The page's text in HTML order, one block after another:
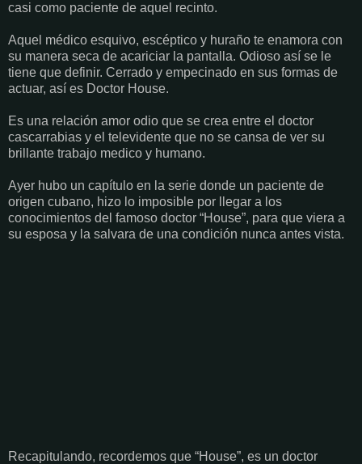
casi como paciente de aquel recinto.
Aquel médico esquivo, escéptico y huraño te enamora con
su manera seca de acariciar la pantalla. Odioso así se le
tiene que definir. Cerrado y empecinado en sus formas de
actuar, así es Doctor House.
Es una relación amor odio que se crea entre el doctor
cascarrabias y el televidente que no se cansa de ver su
brillante trabajo medico y humano.
Ayer hubo un capítulo en la serie donde un paciente de
origen cubano, hizo lo imposible por llegar a los
conocimientos del famoso doctor “House”, para que viera a
su esposa y la salvara de una condición nunca antes vista.
Recapitulando, recordemos que “House”, es un doctor